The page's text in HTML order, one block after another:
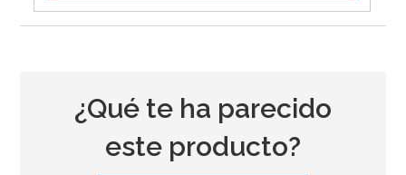
¿Qué te ha parecido
este producto?